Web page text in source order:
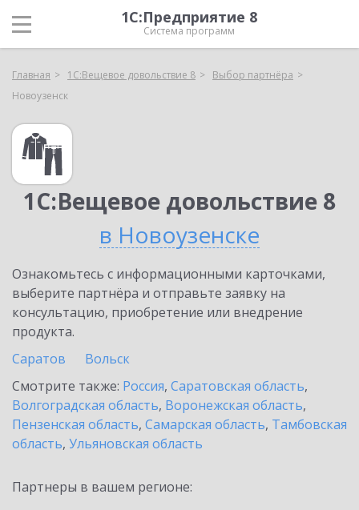
1С:Предприятие 8
Система программ
Главная 1С:Вещевое довольствие 8
Выбор партнёра
Новоузенск
1С:Вещевое довольствие 8
в Новоузенске
Ознакомьтесь с информационными карточками,
выберите партнёра и отправьте заявку на
консультацию, приобретение или внедрение
продукта.
Саратов
Вольск
Смотрите также: Россия, Саратовская область,
Волгоградская область, Воронежская область,
Пензенская область, Самарская область, Тамбовская
область, Ульяновская область
Партнеры в вашем регионе: